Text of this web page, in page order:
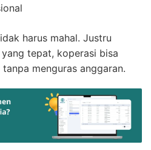
harus mahal. Justru
tepat, koperasi bisa
menguras anggaran.